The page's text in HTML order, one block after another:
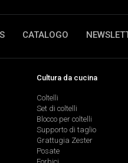
CATALOGO
Cultura da cucina
Coltelli
Set di coltelli
Blocco per coltelli
Supporto di taglio
Grattugia Zester
Posate